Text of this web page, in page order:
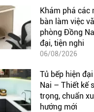
Khám phá các
bàn làm việc
phòng Đồng
đại, tiện nghi
06/08/2026
Tủ bếp hiện
Nai – Thiết kế
trọng, chuẩn xu
hướng mới